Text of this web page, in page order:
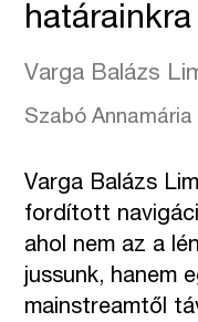
Varga Balázs
Szabó Annamária
Varga Balázs
fordított
ahol nem az a
jussunk, hanem
mainstreamtől